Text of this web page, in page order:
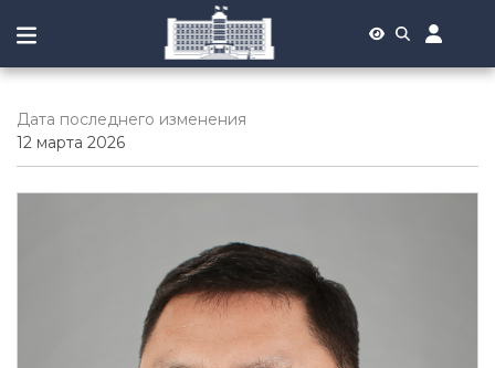
Дата последнего изменения
12 марта 2026